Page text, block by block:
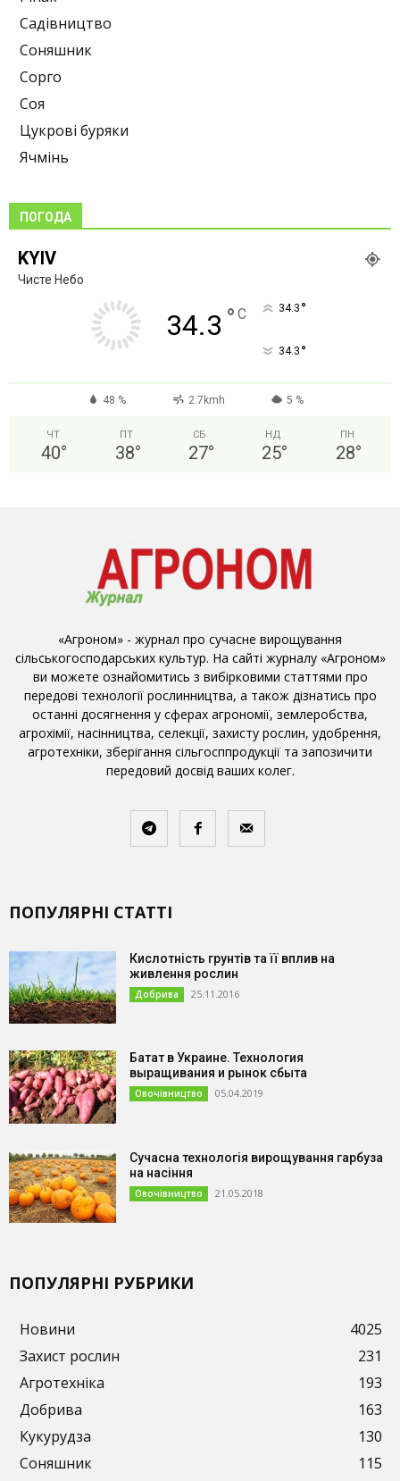
Садівництво
Соняшник
Сорго
Соя
Цукрові буряки
Ячмінь
ПОГОДА
KYIV
Чисте Небо
34.3 ° C 34.3 °
34.3 °
48 % 2.7kmh 5 %
ЧТ
40°
ПТ
38°
СБ
27°
НД
25°
ПН
28°
«Агроном» - журнал про сучасне вирощування
сільськогосподарських культур. На сайті журналу «Агроном»
ви можете ознайомитись з вибірковими статтями про
передові технології рослинництва, а також дізнатись про
останні досягнення у сферах агрономії, землеробства,
агрохімії, насінництва, селекції, захисту рослин, удобрення,
агротехніки, зберігання сільгосппродукції та запозичити
передовий досвід ваших колег.
ПОПУЛЯРНІ СТАТТІ
Кислотність грунтів та її вплив на
живлення рослин
Добрива 25.11.2016
Батат в Украине. Технология
выращивания и рынок сбыта
Овочівництво 05.04.2019
Сучасна технологія вирощування гарбуза
на насіння
Овочівництво 21.05.2018
ПОПУЛЯРНІ РУБРИКИ
Новини
4025
Захист рослин
231
Агротехніка
193
Добрива
163
Кукурудза
130
Соняшник
115